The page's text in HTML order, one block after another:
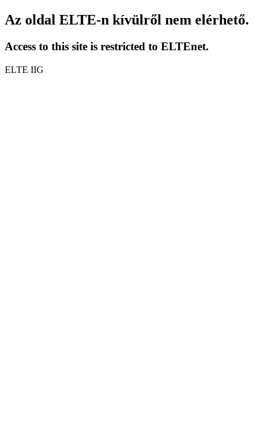
Az oldal ELTE-n kívülről nem elérhető.
Access to this site is restricted to ELTEnet.
ELTE IIG